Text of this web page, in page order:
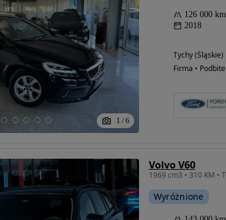
1 / 6
126 000 km
2018
Tychy (Śląskie)
Firma • Podbite
Volvo V60
Wyróżnione